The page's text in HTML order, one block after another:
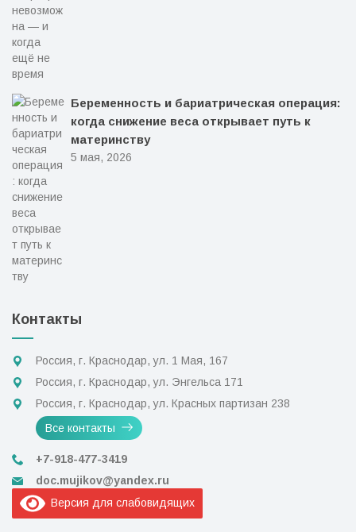
Беременность и бариатрическая операция:
когда снижение веса открывает путь к
материнству
5 мая, 2026
Контакты
Россия, г. Краснодар, ул. 1 Мая, 167
Россия, г. Краснодар, ул. Энгельса 171
Россия, г. Краснодар, ул. Красных партизан 238
Все контакты
+7-918-477-3419
doc.mujikov@yandex.ru
Версия для слабовидящих